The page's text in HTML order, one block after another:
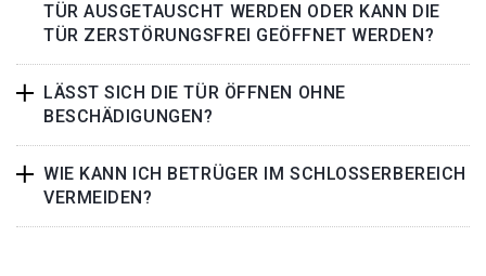
TÜR AUSGETAUSCHT WERDEN ODER KANN DIE
TÜR ZERSTÖRUNGSFREI GEÖFFNET WERDEN?
LÄSST SICH DIE TÜR ÖFFNEN OHNE
BESCHÄDIGUNGEN?
WIE KANN ICH BETRÜGER IM SCHLOSSERBEREICH
VERMEIDEN?